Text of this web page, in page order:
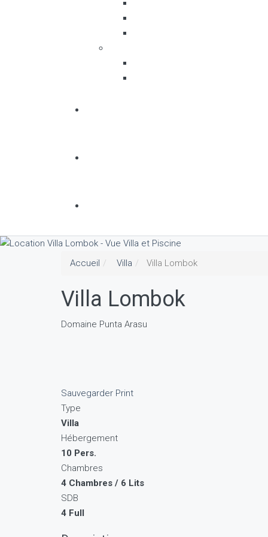
Accueil Villa Villa Lombok
Villa Lombok
Domaine Punta Arasu
Sauvegarder Print
Type
Villa
Hébergement
10 Pers.
Chambres
4 Chambres / 6 Lits
SDB
4 Full